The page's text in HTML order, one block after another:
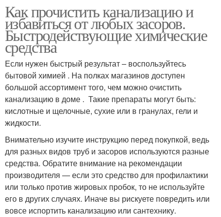
Как прочистить канализацию и
избавиться от любых засоров.
Быстродействующие химические
средства
Если нужен быстрый результат – воспользуйтесь
бытовой химией . На полках магазинов доступен
большой ассортимент того, чем можно очистить
канализацию в доме . Такие препараты могут быть:
кислотные и щелочные, сухие или в гранулах, гели и
жидкости.
Внимательно изучите инструкцию перед покупкой, ведь
для разных видов труб и засоров используются разные
средства. Обратите внимание на рекомендации
производителя — если это средство для профилактики
или только против жировых пробок, то не используйте
его в других случаях. Иначе вы рискуете повредить или
вовсе испортить канализацию или сантехнику.